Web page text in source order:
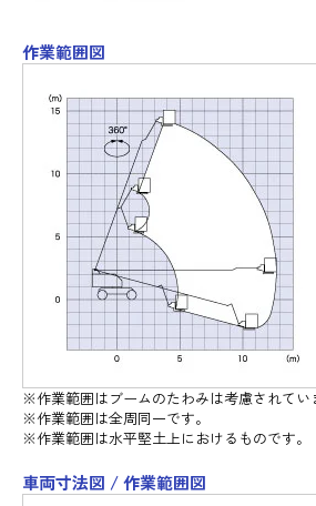
作業範囲図
※作業範囲はブームのたわみは考慮されてい
※作業範囲は全周同一です。
※作業範囲は水平堅土上におけるものです。
車両寸法図 / 作業範囲図